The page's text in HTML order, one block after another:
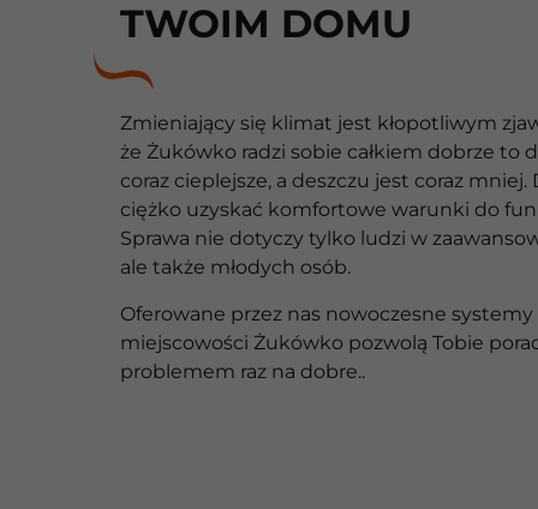
TWOIM DOMU
Zmieniający się klimat jest kłopotliwym
że Żukówko radzi sobie całkiem dobrze to
coraz cieplejsze, a deszczu jest coraz
ciężko uzyskać komfortowe warunki do
Sprawa nie dotyczy tylko ludzi w
ale także młodych osób.
Oferowane przez nas nowoczesne
miejscowości Żukówko pozwolą Tobie
problemem raz na dobre..